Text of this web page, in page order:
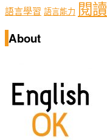
語言學習 語言能力 閱讀
About